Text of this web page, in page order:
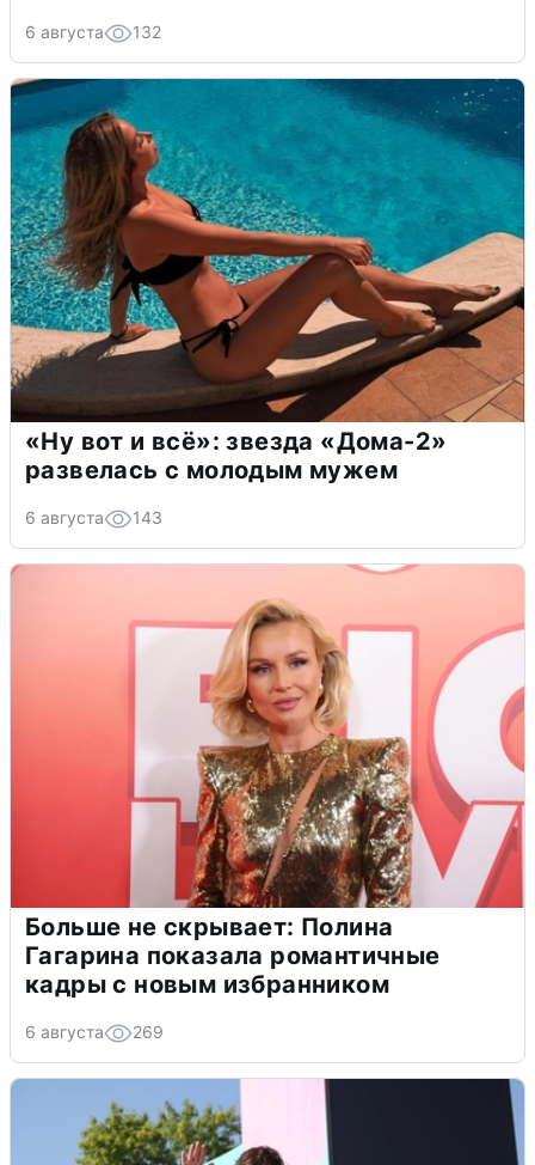
6 августа 132
«Ну вот и всё»: звезда «Дома-2»
развелась с молодым мужем
6 августа 143
Больше не скрывает: Полина
Гагарина показала романтичные
кадры с новым избранником
6 августа 269